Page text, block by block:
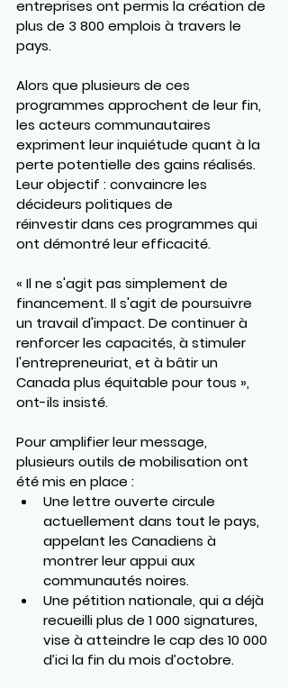
entreprises ont permis la création de
plus de 3 800 emplois à travers le
pays.
Alors que plusieurs de ces
programmes approchent de leur fin,
les acteurs communautaires
expriment leur inquiétude quant à la
perte potentielle des gains réalisés.
Leur objectif : convaincre les
décideurs politiques de
réinvestir dans ces programmes qui
ont démontré leur efficacité.
« Il ne s'agit pas simplement de
financement. Il s'agit de poursuivre
un travail d'impact. De continuer à
renforcer les capacités, à stimuler
l'entrepreneuriat, et à bâtir un
Canada plus équitable pour tous »,
ont-ils insisté.
Pour amplifier leur message,
plusieurs outils de mobilisation ont
été mis en place :
Une lettre ouverte circule
actuellement dans tout le pays,
appelant les Canadiens à
montrer leur appui aux
communautés noires.
Une pétition nationale, qui a déjà
recueilli plus de 1 000 signatures,
vise à atteindre le cap des 10 000
d’ici la fin du mois d’octobre.